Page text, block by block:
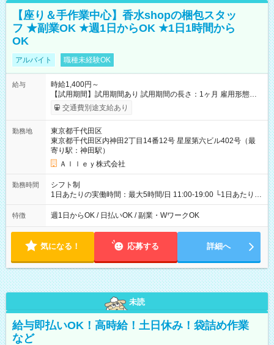
【座り＆手作業中心】香水shopの梱包スタッ
フ ★副業OK ★週1日からOK ★1日1時間から
OK
アルバイト 職種未経験OK
給与
時給1,400円～
【試用期間】試用期間あり 試用期間の長さ：1ヶ月 雇用形態、
給与は本採用時と同じです。
交通費別途支給あり
勤務地
東京都千代田区
東京都千代田区内神田2丁目14番12号 星屋第六ビル402号（最
寄り駅：神田駅）
Ａｌｌｅｙ株式会社
勤務時間
シフト制
1日あたりの実働時間：最大5時間/日 11:00-19:00 └1日あたりの
実働時間：1-5時間 └上記の時間帯内であれば、いつでも勤務可
能！ └平日・土曜日の中で、お好きな曜日でご勤務いただけま
18:00 などのように、自由な働き方が可能なお仕事です！
特徴 週1日からOK / 日払いOK / 副業・WワークOK
気になる！ 応募する 詳細へ
未読
給与即払いOK！高時給！土日休み！袋詰め作業
など